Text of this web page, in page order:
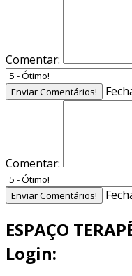
Comentar:
Enviar Comentários!
Comentar:
Enviar Comentários!
ESPAÇO
Login: